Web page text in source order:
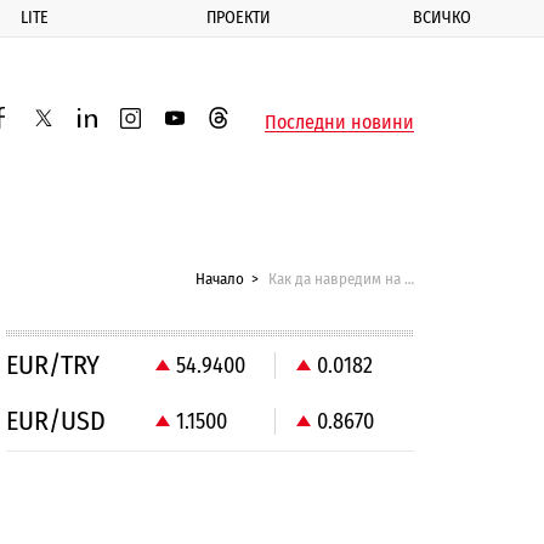
LITE ПРОЕКТИ ВСИЧКО
twitterlinkedininstagram
youtubethreadsПоследни новини
Начало Как да навредим на икономиката
EUR/TRY 54.9400 0.0182
EUR/USD 1.1500 0.8670